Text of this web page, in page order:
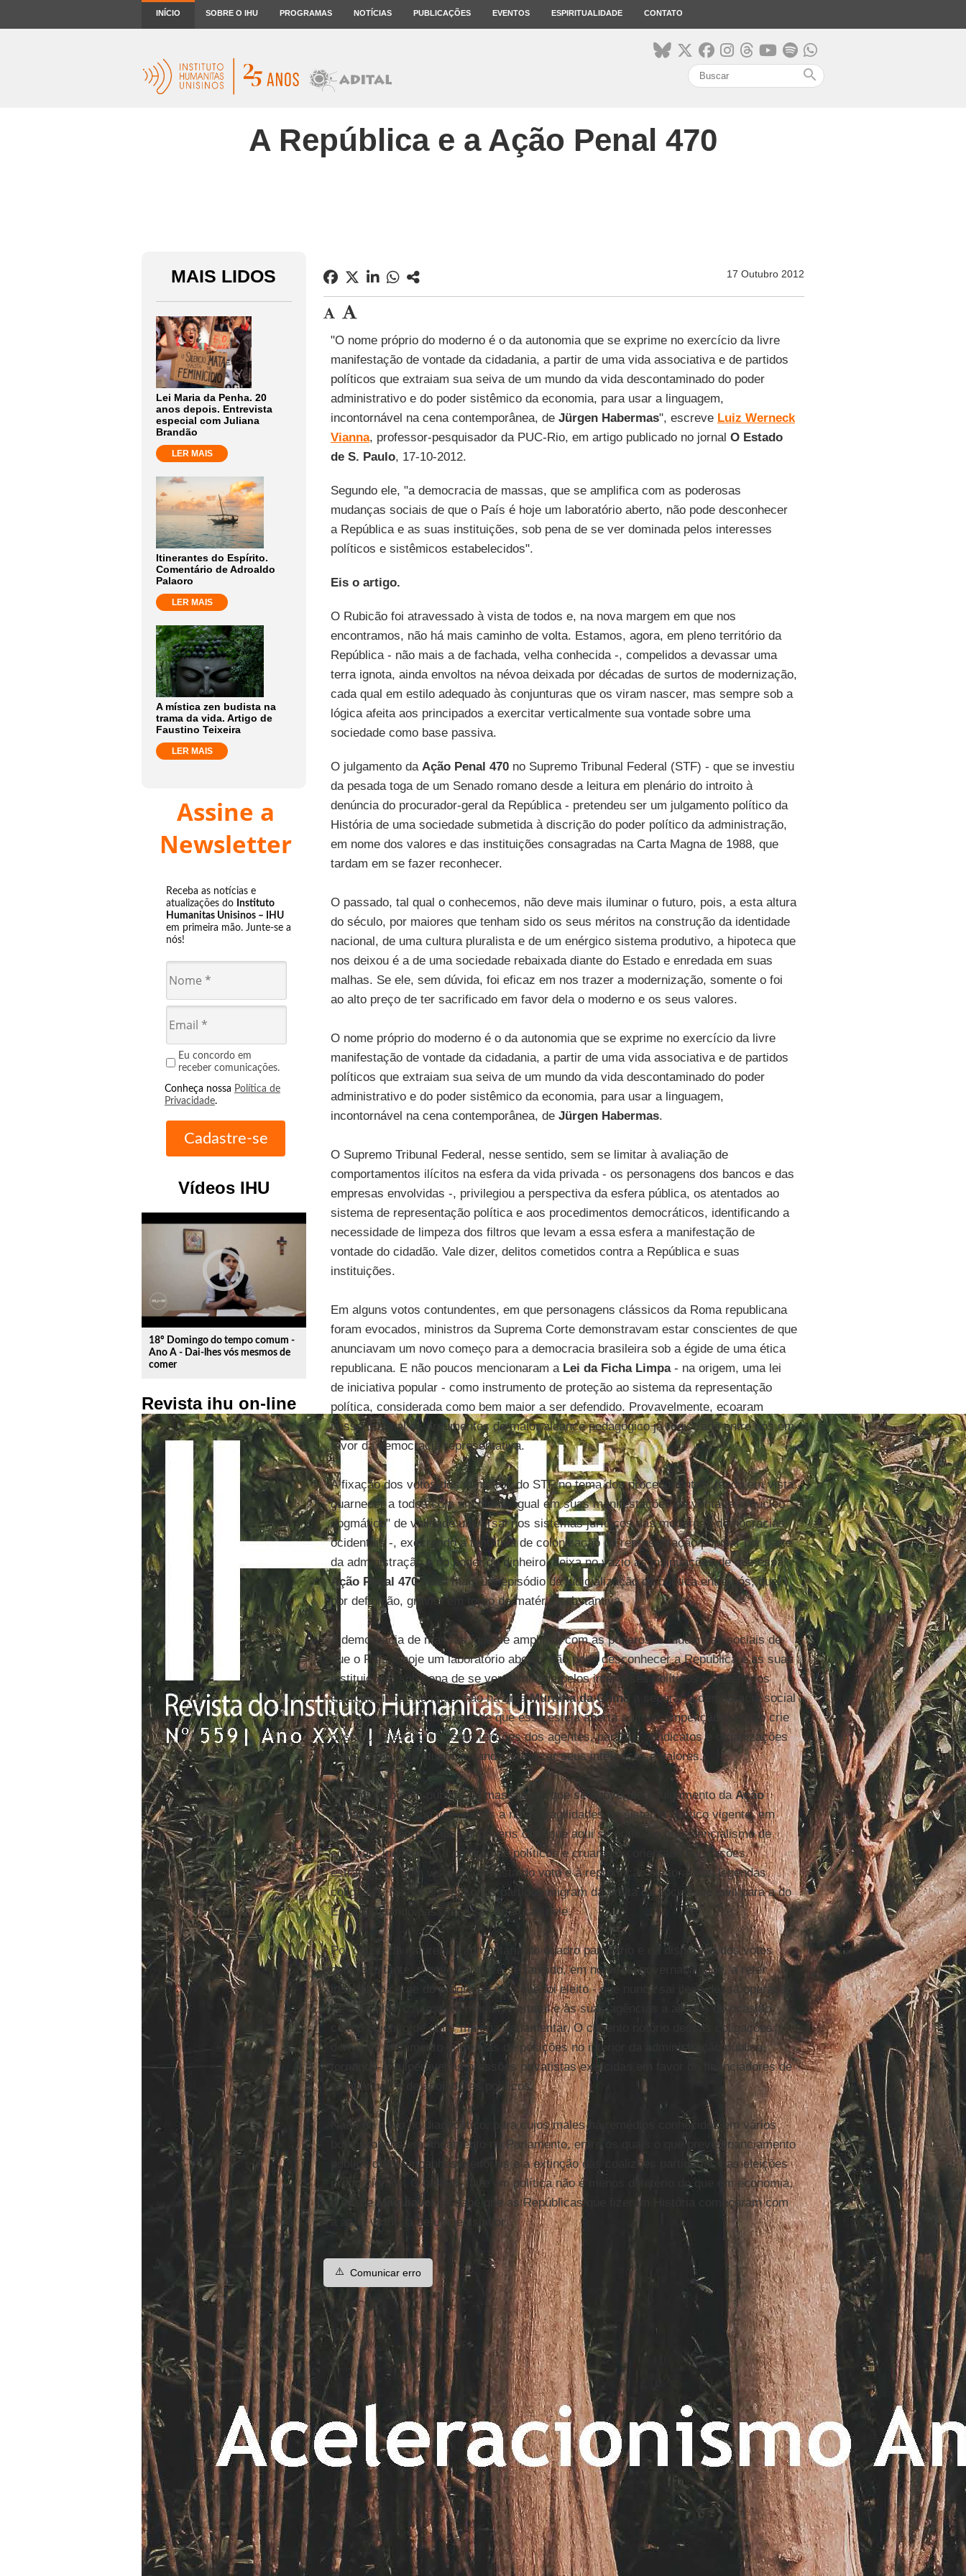
INÍCIO SOBRE O IHU PROGRAMAS NOTÍCIAS PUBLICAÇÕES EVENTOS ESPIRITUALIDADE CONTATO
search
A República e a Ação Penal 470
MAIS LIDOS
Lei Maria da Penha. 20
anos depois. Entrevista
especial com Juliana
Brandão
LER MAIS
Itinerantes do Espírito.
Comentário de Adroaldo
Palaoro
LER MAIS
A mística zen budista na
trama da vida. Artigo de
Faustino Teixeira
LER MAIS
Assine a
Newsletter
Receba as notícias e
atualizações do Instituto
Humanitas Unisinos – IHU
em primeira mão. Junte-se a
nós!
Eu concordo em
receber comunicações.
Conheça nossa Política de
Privacidade.
Vídeos IHU
play_circle_outline
18º Domingo do tempo comum -
Ano A - Dai-lhes vós mesmos de
comer
Revista ihu on-line
17 Outubro 2012
"O nome próprio do moderno é o da autonomia que se exprime no exercício da livre
manifestação de vontade da cidadania, a partir de uma vida associativa e de partidos
políticos que extraiam sua seiva de um mundo da vida descontaminado do poder
administrativo e do poder sistêmico da economia, para usar a linguagem,
incontornável na cena contemporânea, de Jürgen Habermas", escreve Luiz Werneck
Vianna, professor-pesquisador da PUC-Rio, em artigo publicado no jornal O Estado
de S. Paulo, 17-10-2012.
Segundo ele, "a democracia de massas, que se amplifica com as poderosas
mudanças sociais de que o País é hoje um laboratório aberto, não pode desconhecer
a República e as suas instituições, sob pena de se ver dominada pelos interesses
políticos e sistêmicos estabelecidos".
Eis o artigo.
O Rubicão foi atravessado à vista de todos e, na nova margem em que nos
encontramos, não há mais caminho de volta. Estamos, agora, em pleno território da
República - não mais a de fachada, velha conhecida -, compelidos a devassar uma
terra ignota, ainda envoltos na névoa deixada por décadas de surtos de modernização,
cada qual em estilo adequado às conjunturas que os viram nascer, mas sempre sob a
lógica afeita aos principados a exercitar verticalmente sua vontade sobre uma
sociedade como base passiva.
O julgamento da Ação Penal 470no Supremo Tribunal Federal (STF) - que se investiu
da pesada toga de um Senado romano desde a leitura em plenário do introito à
denúncia do procurador-geral da República - pretendeu ser um julgamento político da
História de uma sociedade submetida à discrição do poder político da administração,
em nome dos valores e das instituições consagradas na Carta Magna de 1988, que
tardam em se fazer reconhecer.
O passado, tal qual o conhecemos, não deve mais iluminar o futuro, pois, a esta altura
do século, por maiores que tenham sido os seus méritos na construção da identidade
nacional, de uma cultura pluralista e de um enérgico sistema produtivo, a hipoteca que
nos deixou é a de uma sociedade rebaixada diante do Estado e enredada em suas
malhas. Se ele, sem dúvida, foi eficaz em nos trazer a modernização, somente o foi
ao alto preço de ter sacrificado em favor dela o moderno e os seus valores.
O nome próprio do moderno é o da autonomia que se exprime no exercício da livre
manifestação de vontade da cidadania, a partir de uma vida associativa e de partidos
políticos que extraiam sua seiva de um mundo da vida descontaminado do poder
administrativo e do poder sistêmico da economia, para usar a linguagem,
incontornável na cena contemporânea, de Jürgen Habermas.
O Supremo Tribunal Federal, nesse sentido, sem se limitar à avaliação de
comportamentos ilícitos na esfera da vida privada - os personagens dos bancos e das
empresas envolvidas -, privilegiou a perspectiva da esfera pública, os atentados ao
sistema de representação política e aos procedimentos democráticos, identificando a
necessidade de limpeza dos filtros que levam a essa esfera a manifestação de
vontade do cidadão. Vale dizer, delitos cometidos contra a República e suas
instituições.
Em alguns votos contundentes, em que personagens clássicos da Roma republicana
foram evocados, ministros da Suprema Corte demonstravam estar conscientes de que
anunciavam um novo começo para a democracia brasileira sob a égide de uma ética
republicana. E não poucos mencionaram a Lei da Ficha Limpa - na origem, uma lei
de iniciativa popular - como instrumento de proteção ao sistema da representação
política, considerada como bem maior a ser defendido. Provavelmente, ecoaram
nesse tribunal os argumentos de maior alcance pedagógico já registrado entre nós em
favor da democracia representativa.
A fixação dos votos dos ministros do STF no tema dos procedimentos, tendo em vista
guarnecer a todos com um direito igual em suas manifestações de vontade - "núcleo
dogmático" de validade universal nos sistemas jurídicos das modernas democracias
ocidentais -, execrando a tentativa de colonização da representação popular por parte
da administração e do poder do dinheiro, deixa no vazio as insinuações de que essa
Ação Penal 470seria mais um episódio da judicialização da política entre nós, que,
por definição, gravita em torno de matéria substantiva.
A democracia de massas, que se amplifica com as poderosas mudanças sociais de
que o País é hoje um laboratório aberto, não pode desconhecer a República e as suas
instituições, sob pena de se ver dominada pelos interesses políticos e sistêmicos
estabelecidos. No mais, não há umaMuralha da China
a separar a democracia social
da democracia política, desde que essa esteja aberta a uma competição que não crie
obstáculos às legítimas pretensões dos agentes, partidos, sindicatos e organizações
sociais que nela atuem, visando a realizar seus interesses e valores.
O seminário com público de massas em que se converteu o julgamento daAção
Penal 470, por sua vez, expôs a nu as fragilidades do sistema político vigente, em
particular a modalidade sui generis com que aqui se pratica o presidencialismo de
coalizão, indiferente a programas políticos e cruamente orientado para ações
estratégicas com vista à conquista do voto e à reprodução eleitoral das legendas
coligadas. Nesse processo, os partidos migram da órbita da sociedade civil para a do
Estado, quando passam a ser criaturas dele.
Por causa da natureza fragmentária do quadro partidário e da dispersão dos votos
dela resultante, o governante vê-se tangido, em nome da governabilidade, a reter
insulado o cerne do programa com que foi eleito - que nunca sai ileso dessa operação
- e a facultar o acesso à máquina estatal e às suas agências a aliados de ocasião
com o objetivo de obter maioria parlamentar. O cimento notório dessas coligações
deriva do loteamento entre elas de posições no interior da administração pública,
tornando-a vulnerável às pressões privatistas exercidas em favor de financiadores de
campanhas e de apoiadores políticos.
Nada de novo no diagnóstico, para cujos males há remédios conhecidos em vários
bons projetos em andamento no Parlamento, entre os quais o que prevê financiamento
público das campanhas eleitorais e a extinção das coalizões partidárias nas eleições
proporcionais. O laissez-faire em política não é menos deletério do que em economia,
e desdeMaquiavel
se sabe que as Repúblicas que fizeram História começaram com
a ação virtuosa de um legislador.
⚠️ Comunicar erro